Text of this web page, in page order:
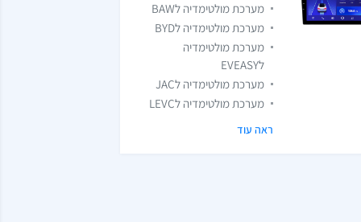
מערכת מולטימדיה לBAW
מערכת מולטימדיה לBYD
מערכת מולטימדיה
לEVEASY
מערכת מולטימדיה לJAC
מערכת מולטימדיה לLEVC
ראה עוד